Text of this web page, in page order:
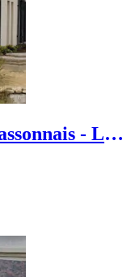
- Le